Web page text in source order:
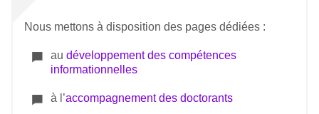
Nous mettons à disposition des pages dédiées :
au développement des compétences
informationnelles
à l’accompagnement des doctorants